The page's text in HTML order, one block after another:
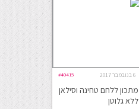
6 בנובמבר 2017 #40415
מתכון ללחם טחינה וסילאן
ללא גלוטן